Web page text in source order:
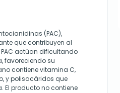
(PAC),
que contribuyen al
actúan dificultando
favoreciendo su
contiene vitamina C,
y polisacáridos que
producto no contiene